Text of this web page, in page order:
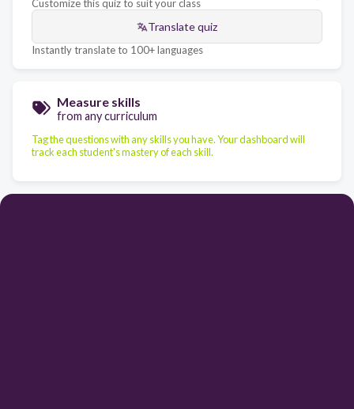
Customize this quiz to suit your class
Translate quiz
Instantly translate to 100+ languages
Measure skills
from any curriculum
Tag the questions with any skills you have. Your dashboard will
track each student's mastery of each skill.